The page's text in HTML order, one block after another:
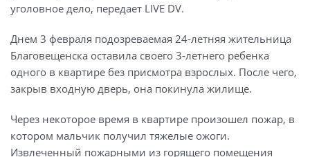
уголовное дело, передает LIVE DV.
Днем 3 февраля подозреваемая 24-летняя жительница
Благовещенска оставила своего 3-летнего ребенка
одного в квартире без присмотра взрослых. После чего,
закрыв входную дверь, она покинула жилище.
Через некоторое время в квартире произошел пожар, в
котором мальчик получил тяжелые ожоги.
Извлеченный пожарными из горящего помещения